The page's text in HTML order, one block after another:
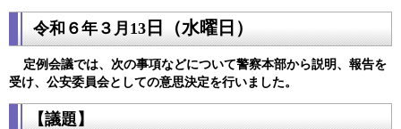
令和６年３ 月13 日（水曜日）
定例会議では、次の事項などについて警察本部から説明、報告を
受け、公安委員会としての意思決定を行いました。
【議題】